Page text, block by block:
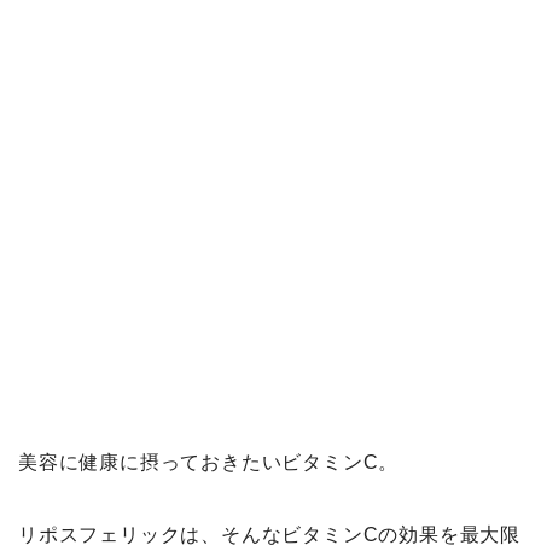
美容に健康に摂っておきたいビタミンC。
リポスフェリックは、そんなビタミンCの効果を最大限